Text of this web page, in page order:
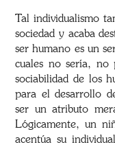
Tal individualismo
sociedad y acaba
ser humano es un
cuales no sería, no
sociabilidad de los
para el desarrollo
ser un atributo
Lógicamente, un
acentúa su